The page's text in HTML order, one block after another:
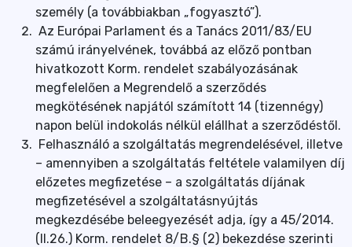
személy (a továbbiakban „fogyasztó”).
Az Európai Parlament és a Tanács 2011/83/EU
számú irányelvének, továbbá az előző pontban
hivatkozott Korm. rendelet szabályozásának
megfelelően a Megrendelő a szerződés
megkötésének napjától számított 14 (tizennégy)
napon belül indokolás nélkül elállhat a szerződéstől.
Felhasználó a szolgáltatás megrendelésével, illetve
– amennyiben a szolgáltatás feltétele valamilyen díj
előzetes megfizetése – a szolgáltatás díjának
megfizetésével a szolgáltatásnyújtás
megkezdésébe beleegyezését adja, így a 45/2014.
(II.26.) Korm. rendelet 8/B.§ (2) bekezdése szerinti